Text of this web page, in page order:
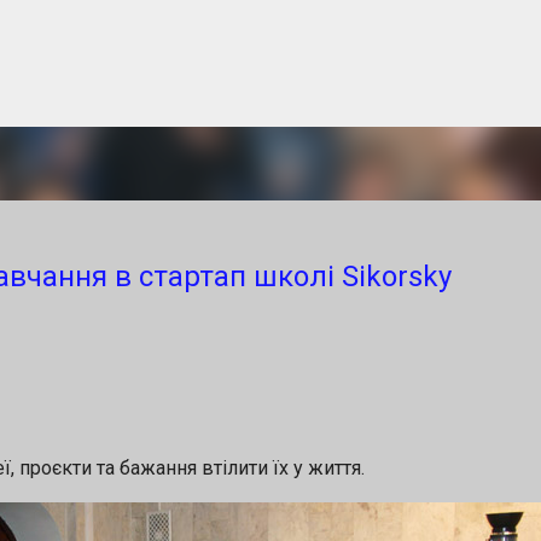
інноваційних проєктів Melville
університети та технологічні компанії до
інноваційного бізнесу. Конкурс та захід
в стартап школі Sikorsky
проєкти та бажання втілити їх у життя.